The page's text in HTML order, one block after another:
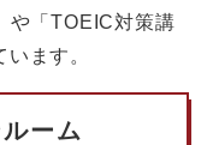
や「TOEIC対策講
ます。
ーム